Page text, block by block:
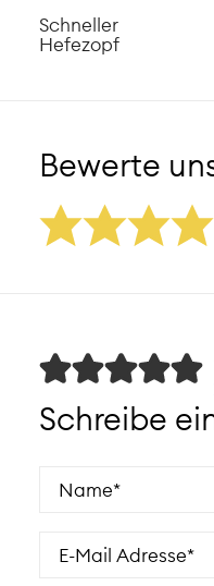
Schneller
Hefezopf
Bewerte
Schreibe